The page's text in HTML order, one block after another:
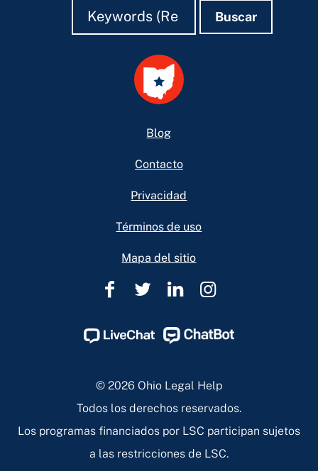
Buscar
Buscar Buscar
Blog
Contacto
Privacidad
Términos de uso
Mapa del sitio
Ohio
Help
Page
Ohio
Help
Page
Ohio
Help
Page
Ohio
Help
Page
© 2026 Ohio Legal Help
Todos los derechos reservados.
Los programas financiados por LSC participan sujetos
a las restricciones de LSC.